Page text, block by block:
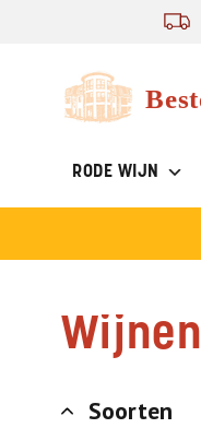
Bestel Je Wijn
RODE WIJN
Wijnen
Soorten